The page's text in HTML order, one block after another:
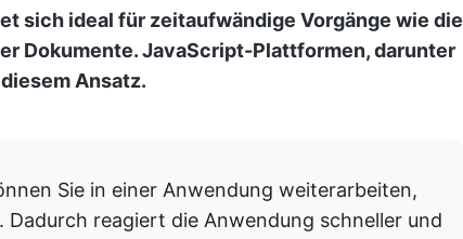
sich ideal für zeitaufwändige Vorgänge wie die
Dokumente. JavaScript-Plattformen, darunter
Ansatz.
Sie in einer Anwendung weiterarbeiten,
reagiert die Anwendung schneller und